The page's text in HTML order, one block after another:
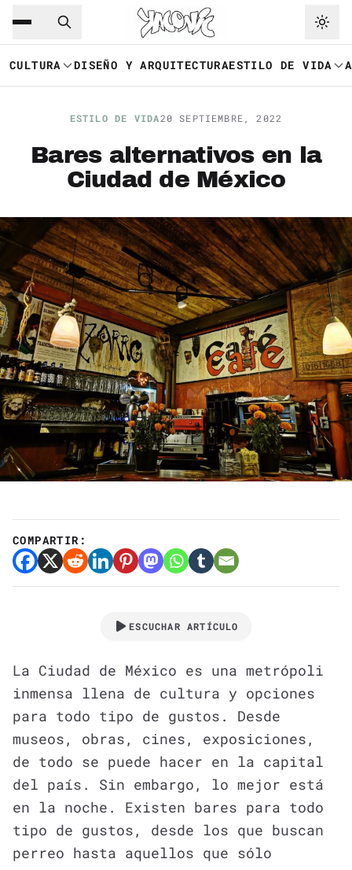
Saltar al contenido principal
CULTURA DISEÑO Y ARQUITECTURAESTILO DE VIDA
ESTILO DE VIDA20 SEPTIEMBRE, 2022
Bares alternativos en la
Ciudad de México
COMPARTIR:
ESCUCHAR ARTÍCULO
La Ciudad de México es una metrópoli
inmensa llena de cultura y opciones
para todo tipo de gustos. Desde
museos, obras, cines, exposiciones,
de todo se puede hacer en la capital
del país. Sin embargo, lo mejor está
en la noche. Existen bares para todo
tipo de gustos, desde los que buscan
perreo hasta aquellos que sólo